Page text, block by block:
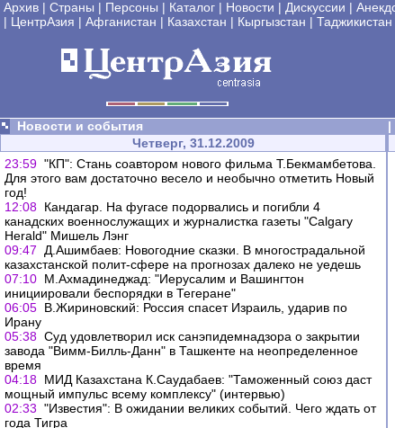
Архив | Страны | Персоны | Каталог | Новости | Дискуссии |
| ЦентрАзия | Афганистан | Казахстан | Кыргызстан | Таджикистан
Новости и события
|
Четверг, 31.12.2009
23:59 "КП": Стань соавтором нового фильма Т.Бекмамбетова.
Для этого вам достаточно весело и необычно отметить Новый
год!
12:08 Кандагар. На фугасе подорвались и погибли 4
канадских военнослужащих и журналистка газеты "Calgary
Herald" Мишель Лэнг
09:47
Д.Ашимбаев: Новогодние сказки. В многострадальной
казахстанской полит-сфере на прогнозах далеко не уедешь
07:10 М.Ахмадинеджад: "Иерусалим и Вашингтон
инициировали беспорядки в Тегеране"
06:05 В.Жириновский: Россия спасет Израиль, ударив по
Ирану
05:38 Суд удовлетворил иск санэпидемнадзора о закрытии
завода "Вимм-Билль-Данн" в Ташкенте на неопределенное
время
04:18 МИД Казахстана К.Саудабаев: "Таможенный союз даст
мощный импульс всему комплексу" (интервью)
02:33 "Известия": В ожидании великих событий. Чего ждать от
года Тигра